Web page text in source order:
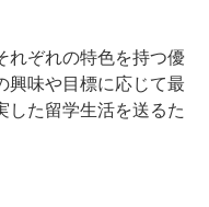
れぞれの特色を持つ優
興味や目標に応じて最
した留学生活を送るた